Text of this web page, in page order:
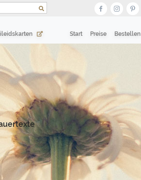
Start(current)
Preise(current)
Bestellen